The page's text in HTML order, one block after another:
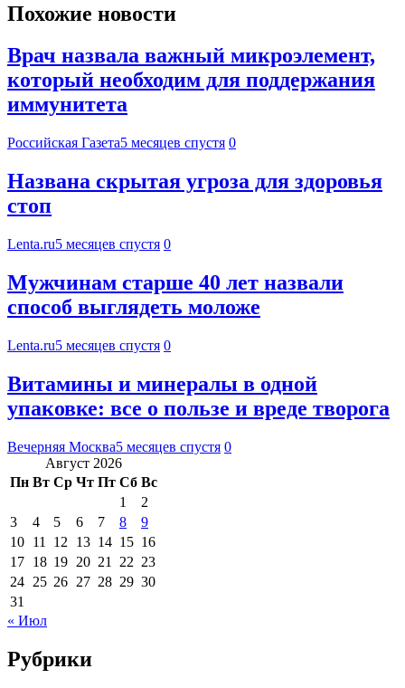
Похожие новости
Врач назвала важный микроэлемент,
который необходим для поддержания
иммунитета
Российская Газета5 месяцев спустя 0
Названа скрытая угроза для здоровья
стоп
Lenta.ru5 месяцев спустя 0
Мужчинам старше 40 лет назвали
способ выглядеть моложе
Lenta.ru5 месяцев спустя 0
Витамины и минералы в одной
упаковке: все о пользе и вреде творога
Вечерняя Москва5 месяцев спустя 0
Август 2026
Пн Вт Ср Чт Пт Сб Вс
1
2
3
4 5 6 7 8
9
10 11 12 13 14 15 16
17 18 19 20 21 22 23
24 25 26 27 28 29 30
31
« Июл
Рубрики